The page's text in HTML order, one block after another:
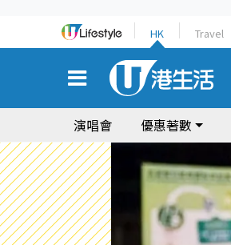
HK Travel
演唱會 優惠著數